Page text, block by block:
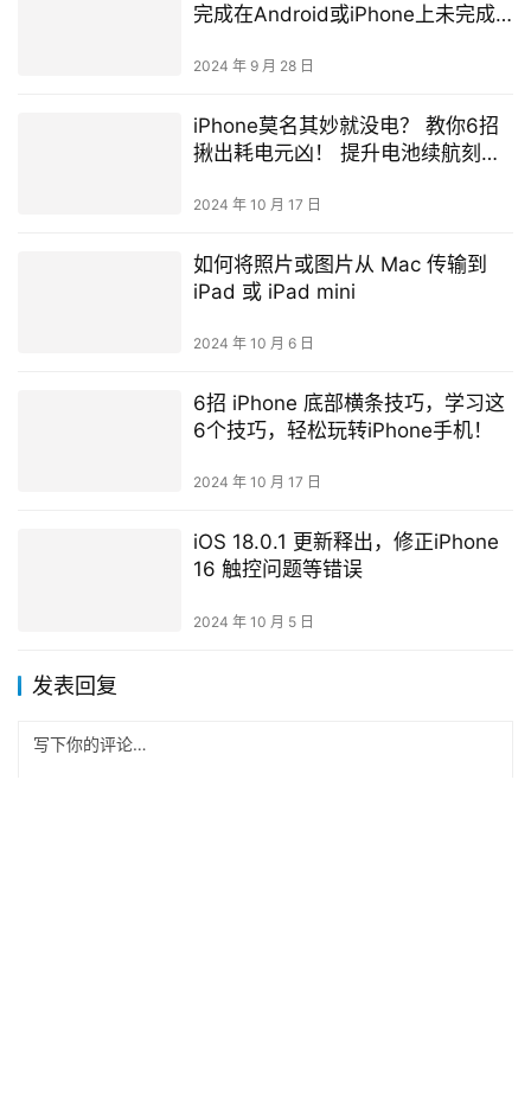
完成在Android或iPhone上未完成
2024 年 9 月 28 日
iPhone莫名其妙就没电？ 教你6招
揪出耗电元凶！ 提升电池续航刻不
2024 年 10 月 17 日
如何将照片或图片从 Mac 传输到
iPad 或 iPad mini
2024 年 10 月 6 日
6招 iPhone 底部横条技巧，学习这
6个技巧，轻松玩转iPhone手机！
2024 年 10 月 17 日
iOS 18.0.1 更新释出，修正iPhone
16 触控问题等错误
2024 年 10 月 5 日
发表回复